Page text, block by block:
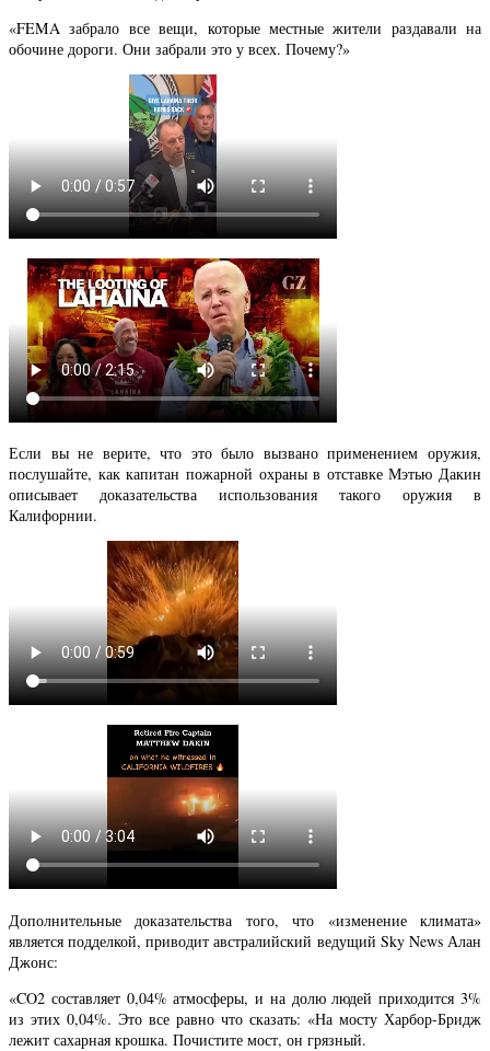
«FEMA забрало все вещи, которые местные жители раздавали на
обочине дороги. Они забрали это у всех. Почему?»
Если вы не верите, что это было вызвано применением оружия,
послушайте, как капитан пожарной охраны в отставке Мэтью Дакин
описывает доказательства использования такого оружия в
Калифорнии.
Дополнительные доказательства того, что «изменение климата»
является подделкой, приводит австралийский ведущий Sky News Алан
Джонс:
«CO2 составляет 0,04% атмосферы, и на долю людей приходится 3%
из этих 0,04%. Это все равно что сказать: «На мосту Харбор-Бридж
лежит сахарная крошка. Почистите мост, он грязный.